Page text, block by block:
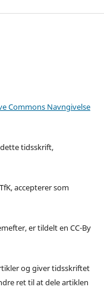
Commons Navngivelse
tidsskrift,
accepterer som
er tildelt en CC-By
og giver tidsskriftet
ret til at dele artiklen